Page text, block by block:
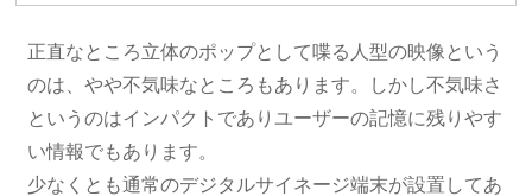
正直なところ立体のポップとして喋る人型の映像という
のは、やや不気味なところもあります。しかし不気味さ
というのはインパクトでありユーザーの記憶に残りやす
い情報でもあります。
少なくとも通常のデジタルサイネージ端末が設置してあ